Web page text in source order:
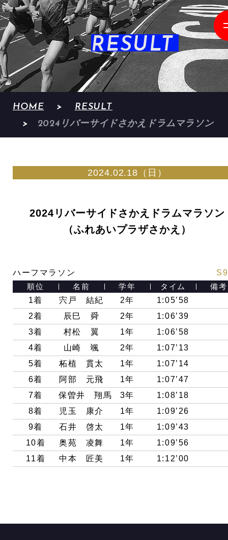
RESULT
HOME
RESULT
2024リバーサイドさかえドラムマラソン
2024.02.18（日）
2024リバーサイドさかえドラムマラソン
（ふれあいプラザさかえ）
ハーフマラソン
順位
名前 学年 タイム
備考
1着
宍戸 結紀 2年
1:05’58
2着
辰巳 舜 2年
1:06’39
3着
村松 翼 1年
1:06’58
4着
山崎 颯 2年
1:07’13
5着
柘植 貫太 1年
1:07’14
6着
阿部 元飛 1年
1:07’47
7着
保曽井 翔馬 3年
1:08’18
8着
児玉 康介 1年
1:09’26
9着
石井 啓太 1年
1:09’43
10着
奥苑 凌舞 1年
1:09’56
11着
中本 匠美 1年 1:12’00